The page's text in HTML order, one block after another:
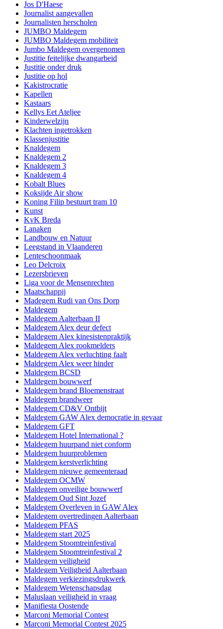
Jos D'Haese
Journalist aangevallen
Journalisten herscholen
JUMBO Maldegem
JUMBO Maldegem mobiliteit
Jumbo Maldegem overgenomen
Justitie feitelijke dwangarbeid
Justitie onder druk
Justitie op hol
Kakistrocratie
Kapellen
Kastaars
Kellys Eet Ateljee
Kinderwelzijn
Klachten ingetrokken
Klassenjustitie
Knaldegem
Knaldegem 2
Knaldegem 3
Knaldegem 4
Kobalt Blues
Koksijde Air show
Koning Filip bestuurt tram 10
Kunst
KvK Breda
Lanaken
Landbouw en Natuur
Leegstand in Vlaanderen
Lenteschoonmaak
Leo Delcroix
Lezersbrieven
Liga voor de Mensenrechten
Maatschappij
Madegem Rudi van Ons Dorp
Maldegem
Maldegem Aalterbaan II
Maldegem Alex deur defect
Maldegem Alex kinesistenpraktijk
Maldegem Alex rookmelders
Maldegem Alex verluchting faalt
Maldegem Alex weer hinder
Maldegem BCSD
Maldegem bouwwerf
Maldegem brand Bloemenstraat
Maldegem brandweer
Maldegem CD&V Ontbijt
Maldegem GAW Alex democratie in gevaar
Maldegem GFT
Maldegem Hotel International ?
Maldegem huurpand niet conform
Maldegem huurproblemen
Maldegem kerstverlichting
Maldegem nieuwe gemeenteraad
Maldegem OCMW
Maldegem onveilige bouwwerf
Maldegem Oud Sint Jozef
Maldegem Overleven in GAW Alex
Maldegem overtredingen Aalterbaan
Maldegem PFAS
Maldegem start 2025
Maldegem Stoomtreinfestival
Maldegem Stoomtreinfestival 2
Maldegem veiligheid
Maldegem Veiligheid Aalterbaan
Maldegem verkiezingsdrukwerk
Maldegem Wetenschapsdag
Maluslaan veiligheid in vraag
Manifiesta Oostende
Marconi Memorial Contest
Marconi Memorial Contest 2025